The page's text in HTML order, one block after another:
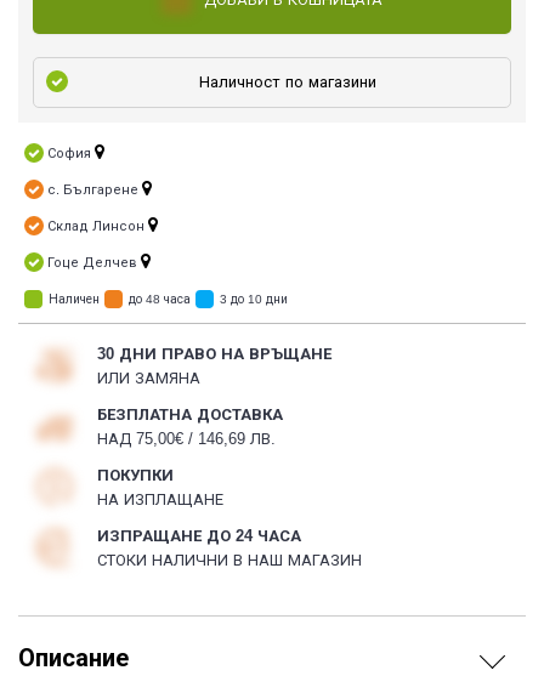
ЕКИПИРОВКА
Наличност по магазини
София
с. Българене
Склад Линсон
Гоце Делчев
Наличен до 48 часа 3 до 10 дни
30 ДНИ ПРАВО НА ВРЪЩАНЕ
ИЛИ ЗАМЯНА
БЕЗПЛАТНА ДОСТАВКА
НАД 75,00€ / 146,69 ЛВ.
ПОКУПКИ
НА ИЗПЛАЩАНЕ
ИЗПРАЩАНЕ ДО 24 ЧАСА
СТОКИ НАЛИЧНИ В НАШ МАГАЗИН
Описание